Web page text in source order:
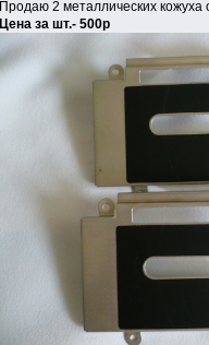
Продаю 2 металлических кожуха
Цена за шт.- 500р